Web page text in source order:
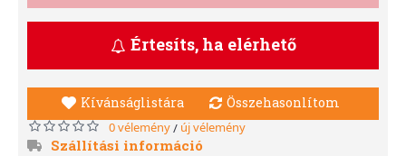
Értesíts, ha elérhető
Kívánságlistára Összehasonlítom
0 vélemény/ új vélemény
Szállítási információ